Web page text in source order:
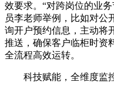
效要求。“对跨岗位的业
员李老师举例，比如对公
询开户预约信息，主动将
推送，确保客户临柜时资
全流程高效运转。
科技赋能，全维度监